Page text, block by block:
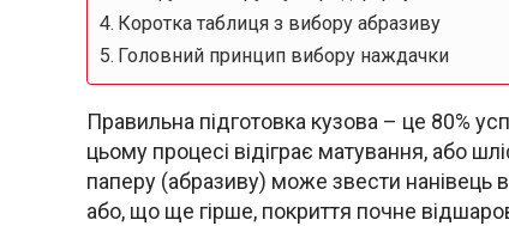
Коротка таблиця з вибору абразиву
Головний принцип вибору наждачки
Правильна підготовка кузова – це 80%
цьому процесі відіграє матування, або
паперу (абразиву) може звести нанівець
або, що ще гірше, покриття почне